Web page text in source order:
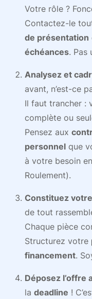
Votre rôle ?
Contactez-le
de présentation
échéances. Pas
Analysez et
avant, n’est-ce
Il faut trancher :
complète ou
Pensez aux
personnel que
à votre besoin en
Roulement).
Constituez
de tout
Chaque pièce
Structurez votre
financement.
Déposez l’offre
la deadline !